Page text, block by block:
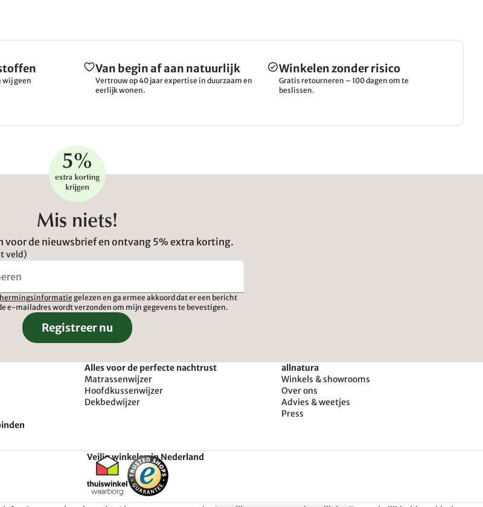
wij geen
Van begin af aan natuurlijk
Vertrouw op 40 jaar expertise in duurzaam en
eerlijk wonen.
Winkelen zonder risico
Gratis retourneren – 100 dagen om te
beslissen.
Mis niets!
voor de nieuwsbrief en ontvang 5% extra korting.
veld)
gelezen en ga ermee akkoord dat er een bericht
e-mailadres wordt verzonden om mijn gegevens te bevestigen.
Registreer nu
Alles voor de perfecte nachtrust
Matrassenwijzer
Hoofdkussenwijzer
Dekbedwijzer
allnatura
Winkels & showrooms
Over ons
Advies & weetjes
Press
Veilig winkelen in Nederland